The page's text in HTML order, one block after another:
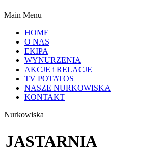
Main Menu
HOME
O NAS
EKIPA
WYNURZENIA
AKCJE i RELACJE
TV POTATOS
NASZE NURKOWISKA
KONTAKT
Nurkowiska
JASTARNIA